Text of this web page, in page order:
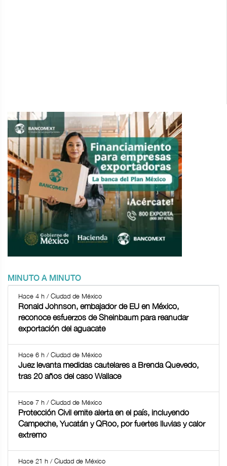
MINUTO A MINUTO
Hace 4 h / Ciudad de México
Ronald Johnson, embajador de EU en México,
reconoce esfuerzos de Sheinbaum para reanudar
exportación del aguacate
Hace 6 h / Ciudad de México
Juez levanta medidas cautelares a Brenda Quevedo,
tras 20 años del caso Wallace
Hace 7 h / Ciudad de México
Protección Civil emite alerta en el país, incluyendo
Campeche, Yucatán y QRoo, por fuertes lluvias y calor
extremo
Hace 21 h / Ciudad de México